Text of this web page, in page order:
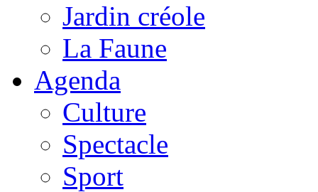
Jardin créole
La Faune
Agenda
Culture
Spectacle
Sport